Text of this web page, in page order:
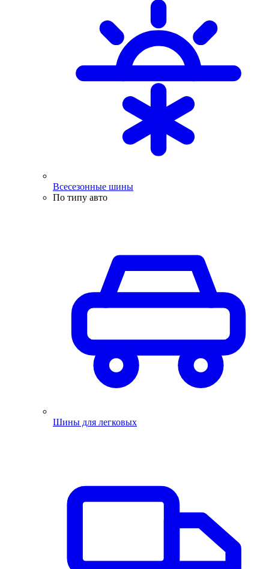
Всесезонные шины
По типу авто
Шины для легковых